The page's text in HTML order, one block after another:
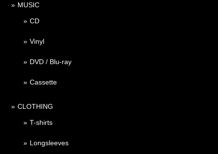
MUSIC
CD
Vinyl
DVD / Blu-ray
Cassette
CLOTHING
T-shirts
Longsleeves